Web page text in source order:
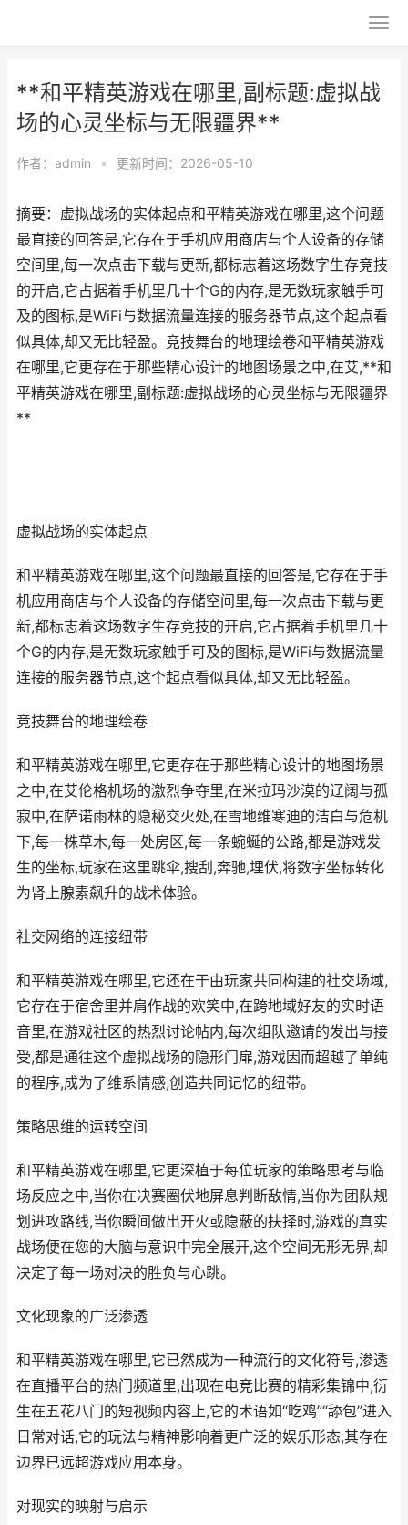
**和平精英游戏在哪里,副标题:虚拟战
场的心灵坐标与无限疆界**
作者： admin • 更新时间：2026-05-10
摘要：虚拟战场的实体起点和平精英游戏在哪里,这个问题
最直接的回答是,它存在于手机应用商店与个人设备的存储
空间里,每一次点击下载与更新,都标志着这场数字生存竞技
的开启,它占据着手机里几十个G的内存,是无数玩家触手可
及的图标,是WiFi与数据流量连接的服务器节点,这个起点看
似具体,却又无比轻盈。竞技舞台的地理绘卷和平精英游戏
在哪里,它更存在于那些精心设计的地图场景之中,在艾,**和
平精英游戏在哪里,副标题:虚拟战场的心灵坐标与无限疆界
**
虚拟战场的实体起点
和平精英游戏在哪里,这个问题最直接的回答是,它存在于手
机应用商店与个人设备的存储空间里,每一次点击下载与更
新,都标志着这场数字生存竞技的开启,它占据着手机里几十
个G的内存,是无数玩家触手可及的图标,是WiFi与数据流量
连接的服务器节点,这个起点看似具体,却又无比轻盈。
竞技舞台的地理绘卷
和平精英游戏在哪里,它更存在于那些精心设计的地图场景
之中,在艾伦格机场的激烈争夺里,在米拉玛沙漠的辽阔与孤
寂中,在萨诺雨林的隐秘交火处,在雪地维寒迪的洁白与危机
下,每一株草木,每一处房区,每一条蜿蜒的公路,都是游戏发
生的坐标,玩家在这里跳伞,搜刮,奔驰,埋伏,将数字坐标转化
为肾上腺素飙升的战术体验。
社交网络的连接纽带
和平精英游戏在哪里,它还在于由玩家共同构建的社交场域,
它存在于宿舍里并肩作战的欢笑中,在跨地域好友的实时语
音里,在游戏社区的热烈讨论帖内,每次组队邀请的发出与接
受,都是通往这个虚拟战场的隐形门扉,游戏因而超越了单纯
的程序,成为了维系情感,创造共同记忆的纽带。
策略思维的运转空间
和平精英游戏在哪里,它更深植于每位玩家的策略思考与临
场反应之中,当你在决赛圈伏地屏息判断敌情,当你为团队规
划进攻路线,当你瞬间做出开火或隐蔽的抉择时,游戏的真实
战场便在您的大脑与意识中完全展开,这个空间无形无界,却
决定了每一场对决的胜负与心跳。
文化现象的广泛渗透
和平精英游戏在哪里,它已然成为一种流行的文化符号,渗透
在直播平台的热门频道里,出现在电竞比赛的精彩集锦中,衍
生在五花八门的短视频内容上,它的术语如“吃鸡”“舔包”进入
日常对话,它的玩法与精神影响着更广泛的娱乐形态,其存在
边界已远超游戏应用本身。
对现实的映射与启示